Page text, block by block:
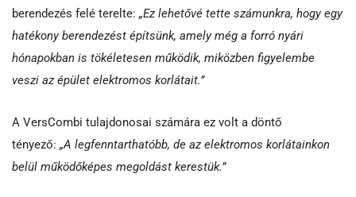
berendezés felé terelte: „Ez lehetővé tette számunkra, hogy egy
hatékony berendezést építsünk, amely még a forró nyári
hónapokban is tökéletesen működik, miközben figyelembe
veszi az épület elektromos korlátait.”
A VersCombi tulajdonosai számára ez volt a döntő
tényező: „A legfenntarthatóbb, de az elektromos korlátainkon
belül működőképes megoldást kerestük.”